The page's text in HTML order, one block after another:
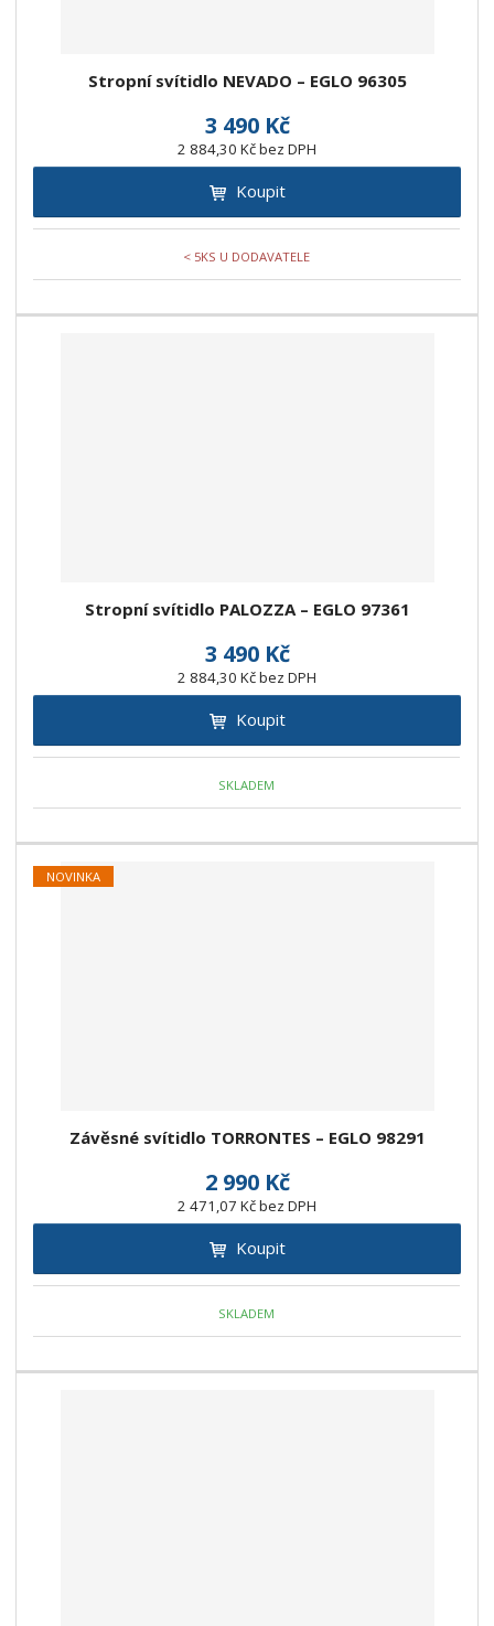
Stropní svítidlo NEVADO – EGLO 96305
3 490 Kč
2 884,30 Kč bez DPH
Koupit
< 5KS U DODAVATELE
Stropní svítidlo PALOZZA – EGLO 97361
3 490 Kč
2 884,30 Kč bez DPH
Koupit
SKLADEM
NOVINKA
Závěsné svítidlo TORRONTES – EGLO 98291
2 990 Kč
2 471,07 Kč bez DPH
Koupit
SKLADEM